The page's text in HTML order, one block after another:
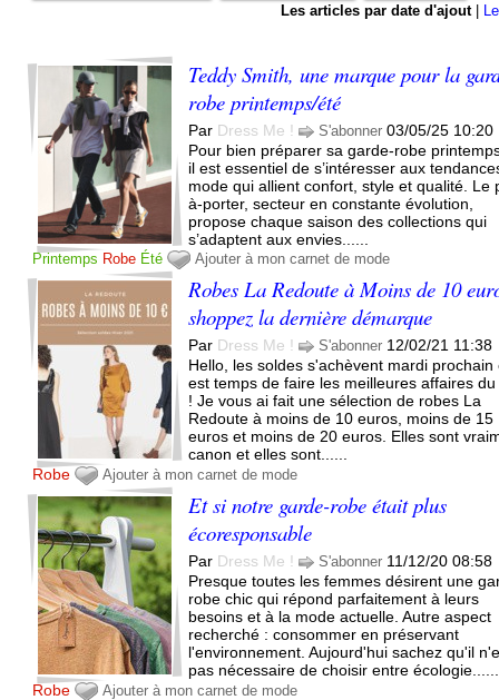
Les articles par date d'ajout|
Teddy Smith, une marque pour la
robe printemps/été
Par Dress Me ! S'abonner 03/05/25 10:20
Pour bien préparer sa garde-robe
il est essentiel de s’intéresser aux
mode qui allient confort, style et qualité. Le
à-porter, secteur en constante évolution,
propose chaque saison des collections qui
s’adaptent aux envies......
Printemps Robe Été Ajouter à mon carnet de mode
Robes La Redoute à Moins de 10
shoppez la dernière démarque
Par Dress Me ! S'abonner 12/02/21 11:38
Hello, les soldes s'achèvent mardi prochain
est temps de faire les meilleures affaires
! Je vous ai fait une sélection de robes La
Redoute à moins de 10 euros, moins de 15
euros et moins de 20 euros. Elles sont
canon et elles sont......
Robe
Ajouter à mon carnet de mode
Et si notre garde-robe était plus
écoresponsable
Par Dress Me ! S'abonner 11/12/20 08:58
Presque toutes les femmes désirent une
robe chic qui répond parfaitement à leurs
besoins et à la mode actuelle. Autre aspect
recherché : consommer en préservant
l'environnement. Aujourd'hui sachez qu'il
pas nécessaire de choisir entre écologie......
Robe
Ajouter à mon carnet de mode